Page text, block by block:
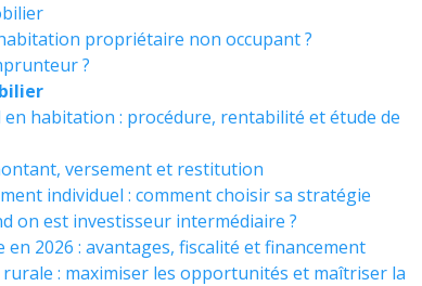
propriétaire non occupant ?
?
habitation : procédure, rentabilité et étude de
versement et restitution
individuel : comment choisir sa stratégie
on est investisseur intermédiaire ?
2026 : avantages, fiscalité et financement
: maximiser les opportunités et maîtriser la